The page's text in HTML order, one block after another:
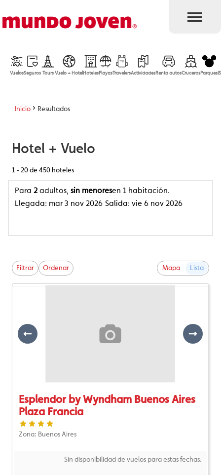
VuelosSeguros Tours Vuelo + Hotel Hoteles PlayasTravelersActividades Renta autosCruceros Parques
Inicio Resultados
Hotel + Vuelo
1 - 20de 450 hoteles
Para 2 adultos, sin menoresen 1 habitación.
Llegada: mar 3 nov 2026 Salida: vie 6 nov 2026
Filtrar Ordenar Mapa Lista
Previous Next
Esplendor by Wyndham Buenos Aires
Plaza Francia
Zona: Buenos Aires
Sin disponibilidad de vuelos para estas fechas.